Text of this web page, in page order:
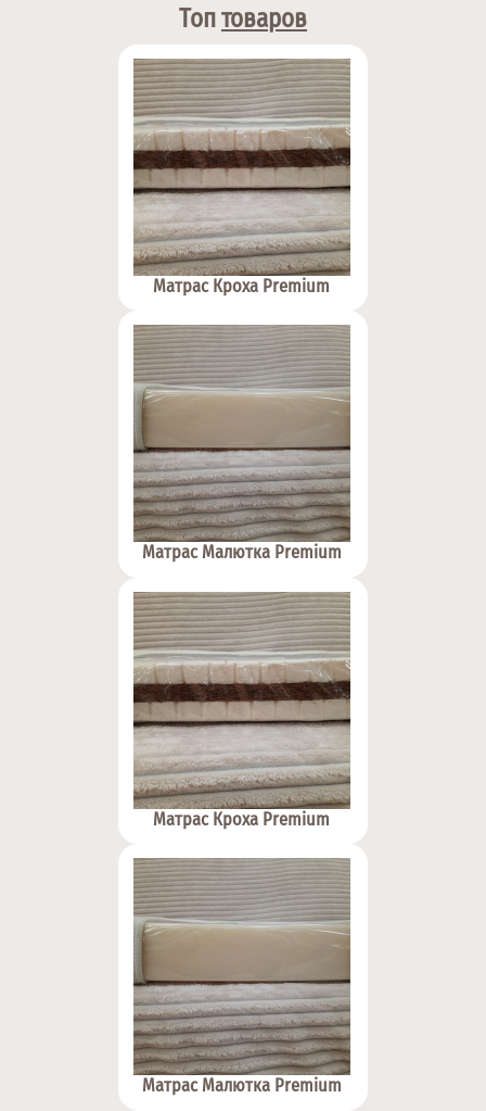
Топтоваров
Матрас Кроха Premium
Матрас Малютка Premium
Матрас Кроха Premium
Матрас Малютка Premium